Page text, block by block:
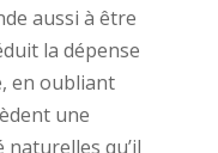
aussi à être
la dépense
en oubliant
une
qu’il